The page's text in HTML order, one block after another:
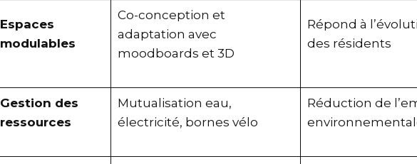
Espaces
modulables
Co-conception et
adaptation avec
moodboards et 3D
Répond à
des résidents
Gestion des
ressources
Mutualisation eau,
électricité, bornes vélo
Réduction de